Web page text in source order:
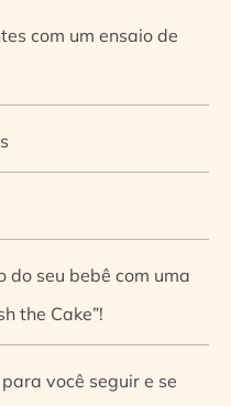
com um ensaio de
do seu bebê com uma
the Cake”!
você seguir e se